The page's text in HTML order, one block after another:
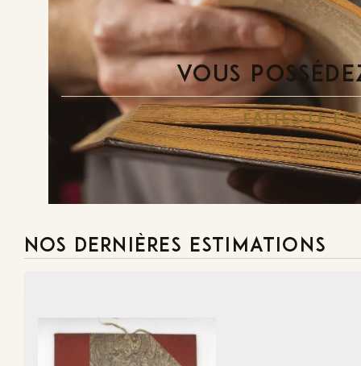
VOUS
FAITES-LE
NOS DERNIÈRES ESTIMATIONS